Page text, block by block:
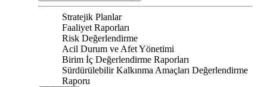
Stratejik Planlar
Faaliyet Raporları
Risk Değerlendirme
Acil Durum ve Afet Yönetimi
Birim İç Değerlendirme Raporları
Sürdürülebilir Kalkınma Amaçları Değerlendirme
Raporu